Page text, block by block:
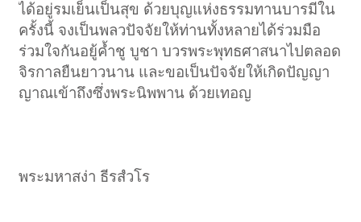
ได้อยู่รมเย็นเป็นสุข ด้วยบุญแห่งธรรมทานบารมีใน
ครั้งนี้ จงเป็นพลวปัจจัยให้ท่านทั้งหลายได้ร่วมมือ
ร่วมใจกันอยู้ค้ำชู บูชา บวรพระพุทธศาสนาไปตลอด
จิรกาลยืนยาวนาน และขอเป็นปัจจัยให้เกิดปัญญา
ญาณเข้าถึงซึ่งพระนิพพาน ด้วยเทอญ​
พระมหาสง่า ธีรสํวโร